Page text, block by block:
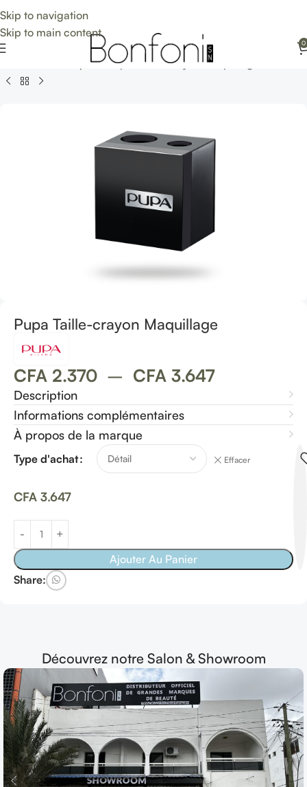
Skip to navigation
Skip to main content
0
Boutique» Pupa Taille-crayon Maquillage
Pupa Taille-crayon Maquillage
CFA 2.370 – CFA 3.647
Description
Informations complémentaires
À propos de la marque
Type d'achat Effacer
CFA 3.647
Ajouter Au Panier
Share:
Découvrez notre Salon & Showroom